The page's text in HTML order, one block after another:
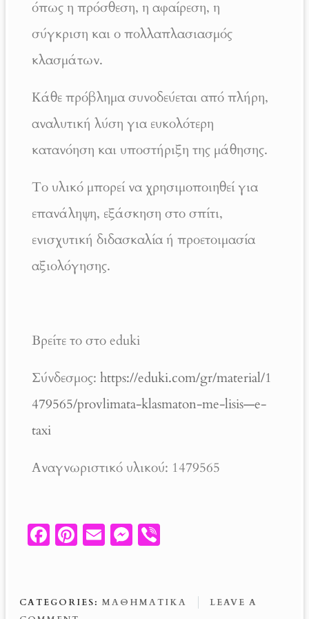
όπως η πρόσθεση, η αφαίρεση, η
σύγκριση και ο πολλαπλασιασμός
κλασμάτων.
Κάθε πρόβλημα συνοδεύεται από πλήρη,
αναλυτική λύση για ευκολότερη
κατανόηση και υποστήριξη της μάθησης.
Το υλικό μπορεί να χρησιμοποιηθεί για
επανάληψη, εξάσκηση στο σπίτι,
ενισχυτική διδασκαλία ή προετοιμασία
αξιολόγησης.
Βρείτε το στο eduki
Σύνδεσμος: https://eduki.com/gr/material/1
479565/provlimata-klasmaton-me-lisis—e-
taxi
Αναγνωριστικό υλικού: 1479565
Fa
o
Pi
es
E M
n
CATEGORIES: ΜΑΘΗΜΑΤΙΚΆ
LEAVE A